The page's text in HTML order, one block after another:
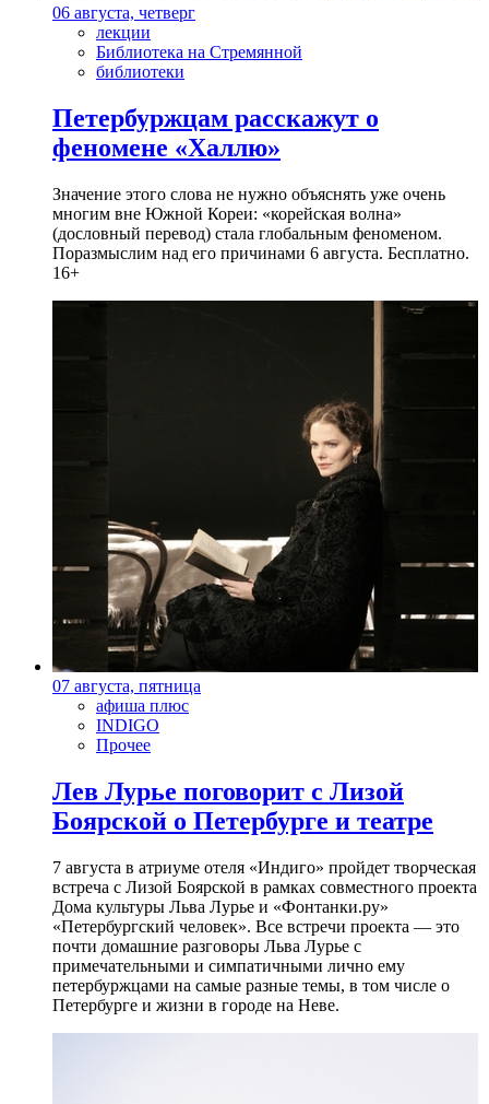
06 августа, четверг
лекции
Библиотека на Стремянной
библиотеки
Петербуржцам расскажут о
феномене «Халлю»
Значение этого слова не нужно объяснять уже очень
многим вне Южной Кореи: «корейская волна»
(дословный перевод) стала глобальным феноменом.
Поразмыслим над его причинами 6 августа. Бесплатно.
16+
07 августа, пятница
афиша плюс
INDIGO
Прочее
Лев Лурье поговорит с Лизой
Боярской о Петербурге и театре
7 августа в атриуме отеля «Индиго» пройдет творческая
встреча с Лизой Боярской в рамках совместного проекта
Дома культуры Льва Лурье и «Фонтанки.ру»
«Петербургский человек». Все встречи проекта — это
почти домашние разговоры Льва Лурье с
примечательными и симпатичными лично ему
петербуржцами на самые разные темы, в том числе о
Петербурге и жизни в городе на Неве.